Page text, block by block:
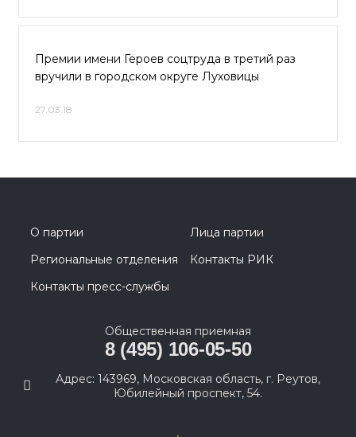
Премии имени Героев соцтруда в третий раз
вручили в городском округе Луховицы
27.03.18
О партии
Лица партии
Региональные отделения
Контакты РИК
Контакты пресс-службы
Общественная приемная
8 (495) 106-05-50
Адрес: 143969, Московская область, г. Реутов,
Юбилейный проспект, 54.